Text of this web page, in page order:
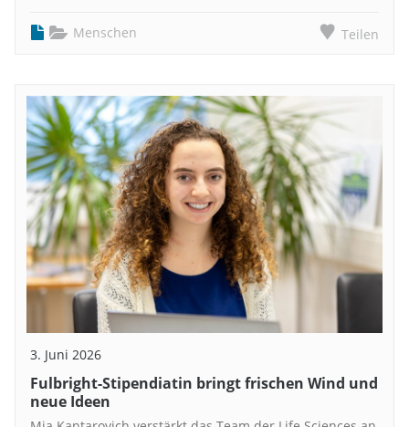
Menschen Teilen
3. Juni 2026
Fulbright-Stipendiatin bringt frischen Wind und
neue Ideen